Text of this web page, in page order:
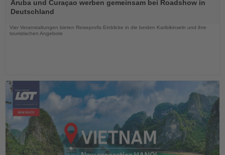
die
Aruba und Curaçao werben gemeinsam bei Roadshow in
Deutschland
Vier Veranstaltungen bieten Reiseprofis Einblicke in die beiden Karibikinseln und ihre
touristischen Angebote